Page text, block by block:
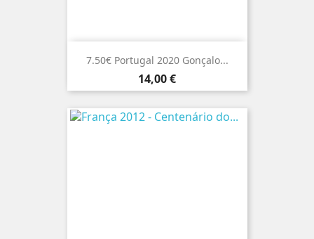
7.50€ Portugal 2020 Gonçalo...
Preço
14,00 €